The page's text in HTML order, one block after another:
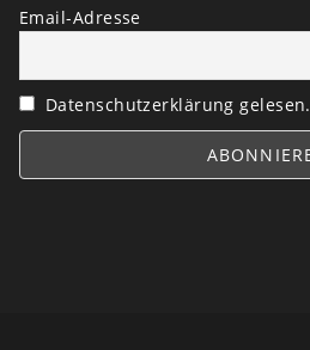
Email-Adresse
Datenschutzerklärung gelesen.